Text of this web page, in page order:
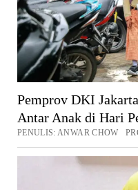
Pemprov DKI
Antar Anak di Hari
PENULIS: ANWAR CHOW